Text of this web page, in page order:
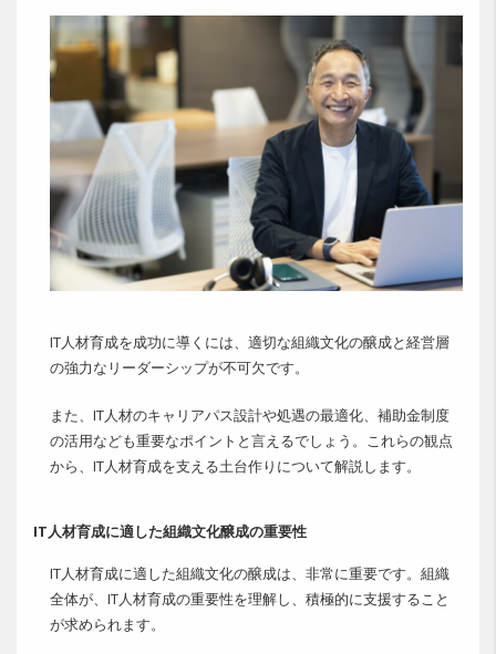
IT人材育成を成功に導くには、適切な組織文化の醸成と経営層
の強力なリーダーシップが不可欠です。
また、IT人材のキャリアパス設計や処遇の最適化、補助金制度
の活用なども重要なポイントと言えるでしょう。これらの観点
から、IT人材育成を支える土台作りについて解説します。
IT人材育成に適した組織文化醸成の重要性
IT人材育成に適した組織文化の醸成は、非常に重要です。組織
全体が、IT人材育成の重要性を理解し、積極的に支援すること
が求められます。